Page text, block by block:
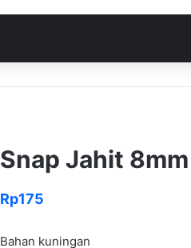
Snap Jahit 8mm
Rp175
Bahan kuningan